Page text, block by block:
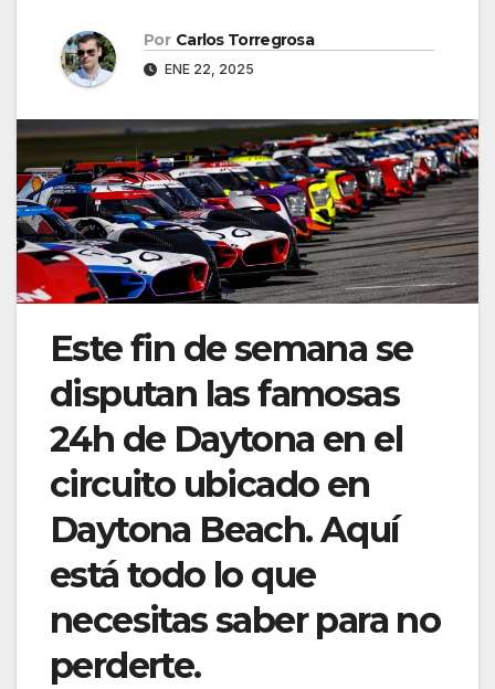
Por Carlos Torregrosa
ENE 22, 2025
Este fin de semana se
disputan las famosas
24h de Daytona en el
circuito ubicado en
Daytona Beach. Aquí
está todo lo que
necesitas saber para no
perderte.